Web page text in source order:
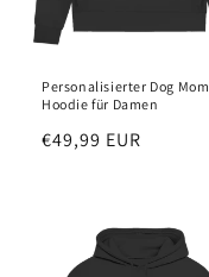
o
Personalisierter Dog
Hoodie für Damen
Regular
€49,99 EUR